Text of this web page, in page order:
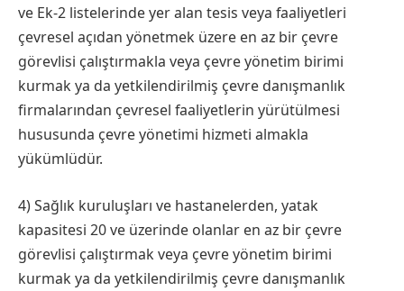
ve Ek-2 listelerinde yer alan tesis veya faaliyetleri
çevresel açıdan yönetmek üzere en az bir çevre
görevlisi çalıştırmakla veya çevre yönetim birimi
kurmak ya da yetkilendirilmiş çevre danışmanlık
firmalarından çevresel faaliyetlerin yürütülmesi
hususunda çevre yönetimi hizmeti almakla
yükümlüdür.
4) Sağlık kuruluşları ve hastanelerden, yatak
kapasitesi 20 ve üzerinde olanlar en az bir çevre
görevlisi çalıştırmak veya çevre yönetim birimi
kurmak ya da yetkilendirilmiş çevre danışmanlık